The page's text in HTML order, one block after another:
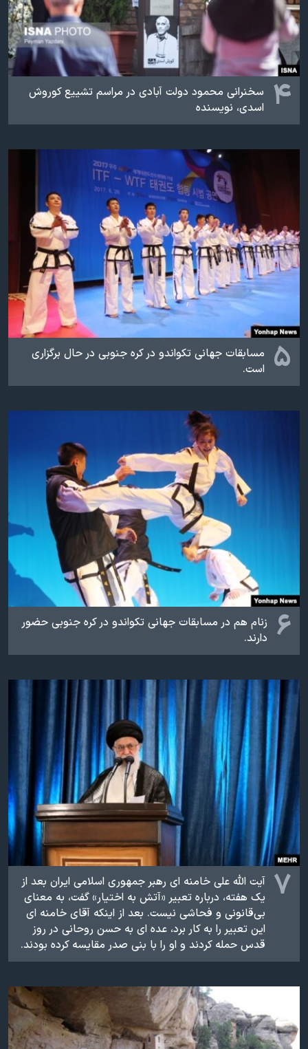
۴
سخنرانی محمود دولت آبادی در مراسم تشییع کوروش
اسدی، نویسنده
۵
مسابقات جهانی تکواندو در کره جنوبی در حال برگزاری
است.
۶
زنام هم در مسابقات جهانی تکواندو در کره جنوبی حضور
دارند.
۷ آیت الله علی خامنه ای رهبر جمهوری اسلامی ایران بعد از
یک هفته، درباره تعبیر «آتش به اختیار» گفت، به معنای
بی‌قانونی و فحاشی نیست. بعد از اینکه آقای خامنه ای
این تعبیر را به کار برد، عده ای به حسن روحانی در روز
قدس حمله کردند و او را با بنی صدر مقایسه کرده بودند.